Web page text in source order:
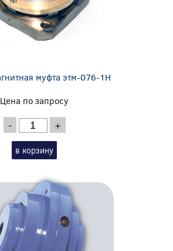
муфта этм-076-1Н
Цена по запросу
- +
в корзину